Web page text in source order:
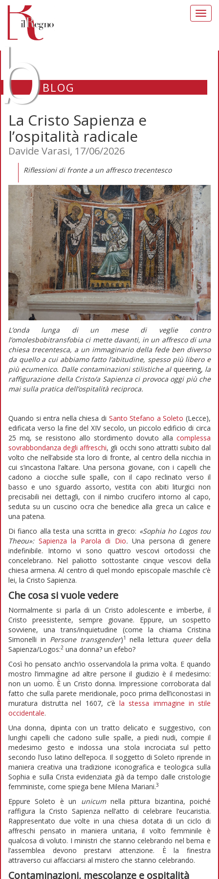
BLOG
La Cristo Sapienza e
l’ospitalità radicale
Davide Varasi, 17/06/2026
Riflessioni di fronte a un affresco trecentesco
L’onda lunga di un mese di veglie contro
l’omolesbobitransfobia ci mette davanti, in un affresco di una
chiesa trecentesca, a un immaginario della fede ben diverso
da quello a cui abbiamo fatto l’abitudine, spesso più libero e
più ecumenico. Dalle contaminazioni stilistiche al queering, la
raffigurazione della Cristo/a Sapienza ci provoca oggi più che
mai sulla pratica dell’ospitalità reciproca.
Quando si entra nella chiesa di Santo Stefano a Soleto (Lecce),
edificata verso la fine del XIV secolo, un piccolo edificio di circa
25 mq, se resistono allo stordimento dovuto alla complessa
sovrabbondanza degli affreschi, gli occhi sono attratti subito dal
volto che nell’abside sta loro di fronte, al centro della nicchia in
cui s’incastona l’altare. Una persona giovane, con i capelli che
cadono a ciocche sulle spalle, con il capo reclinato verso il
basso e uno sguardo assorto, vestita con abiti liturgici non
precisabili nei dettagli, con il nimbo crucifero intorno al capo,
seduta su un cuscino ocra che benedice alla greca un calice e
una patena.
Di fianco alla testa una scritta in greco: «Sophia ho Logos tou
Theou»: Sapienza la Parola di Dio.Una persona di genere
indefinibile. Intorno vi sono quattro vescovi ortodossi che
concelebrano. Nel paliotto sottostante cinque vescovi della
chiesa armena. Al centro di quel mondo episcopale maschile c’è
lei, la Cristo Sapienza.
Che cosa si vuole vedere
Normalmente si parla di un Cristo adolescente e imberbe, il
Cristo preesistente, sempre giovane. Eppure, un sospetto
sovviene, una trans/inquietudine (come la chiama Cristina
Simonelli in Persone transgender)1 nella lettura queerdella
Sapienza/Logos:2 una donna? un efebo?
Così ho pensato anch’io osservandola la prima volta. E quando
mostro l’immagine ad altre persone il giudizio è il medesimo:
non un uomo. È un Cristo donna. Impressione corroborata dal
fatto che sulla parete meridionale, poco prima dell’iconostasi in
muratura distrutta nel 1607, c’èla stessa immagine in stile
occidentale.
Una donna, dipinta con un tratto delicato e suggestivo, con
lunghi capelli che cadono sulle spalle, a piedi nudi, compie il
medesimo gesto e indossa una stola incrociata sul petto
secondo l’uso latino dell’epoca. Il soggetto di Soleto riprende in
maniera creativa una tradizione iconografica e teologica sulla
Sophia e sulla Crista evidenziata già da tempo dalle cristologie
femministe, come spiega bene Milena Mariani.3
Eppure Soleto è un unicum nella pittura bizantina, poiché
raffigura la Cristo Sapienza nell’atto di celebrare l’eucaristia.
Rappresentato due volte in una chiesa dotata di un ciclo di
affreschi pensato in maniera unitaria, il volto femminile è
qualcosa di voluto. I ministri che stanno celebrando nel bema e
l’assemblea devono prestarvi attenzione. È la finestra
attraverso cui affacciarsi al mistero che stanno celebrando.
Contaminazioni, mescolanze e ospitalità